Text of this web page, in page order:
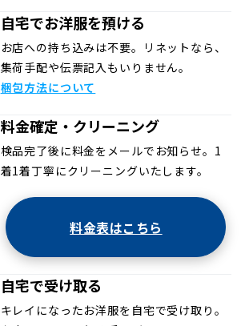
自宅でお洋服を預ける
お店への持ち込みは不要。リネットなら、
集荷手配や伝票記入もいりません。
梱包方法について
料金確定・クリーニング
検品完了後に料金をメールでお知らせ。1
着1着丁寧にクリーニングいたします。
料金表はこちら
自宅で受け取る
キレイになったお洋服を自宅で受け取り。